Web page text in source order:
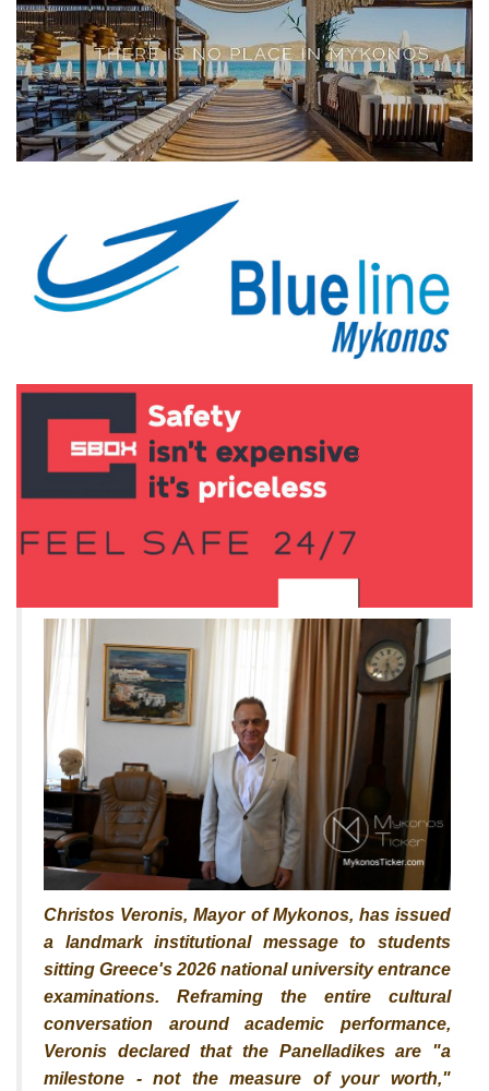
Ελληνικά English
Christos Veronis, Mayor of Mykonos, has issued
a landmark institutional message to students
sitting Greece's 2026 national university entrance
examinations. Reframing the entire cultural
conversation around academic performance,
Veronis declared that the Panelladikes are "a
milestone - not the measure of your worth,"